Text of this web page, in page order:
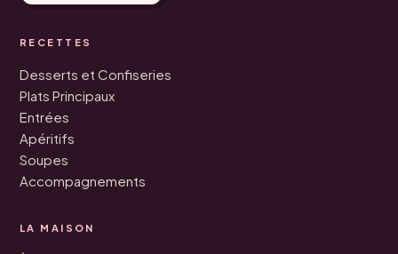
RECETTES
Desserts et Confiseries
Plats Principaux
Entrées
Apéritifs
Soupes
Accompagnements
LA MAISON